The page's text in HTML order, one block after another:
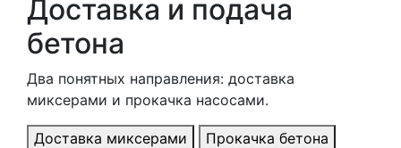
Доставка и подача
бетона
Два понятных направления: доставка
миксерами и прокачка насосами.
Доставка миксерами Прокачка бетона